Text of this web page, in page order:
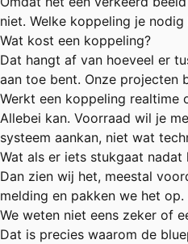
niet. Welke koppeling je
Wat kost een koppeling?
Dat hangt af van hoeveel er
aan toe bent. Onze projecten
Werkt een koppeling realtime
Allebei kan. Voorraad wil je
systeem aankan, niet wat
Wat als er iets stukgaat nadat
Dan zien wij het, meestal
melding en pakken we het
We weten niet eens zeker of
Dat is precies waarom de